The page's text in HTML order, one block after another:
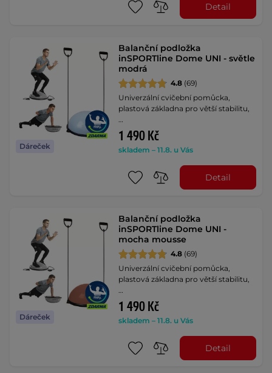
Detail
Dáreček
Balanční podložka
inSPORTline Dome UNI - světle
modrá
4.8 (69)
Univerzální cvičební pomůcka,
plastová základna pro větší stabilitu,
…
1 490 Kč
skladem – 11.8. u Vás
Detail
Dáreček
Balanční podložka
inSPORTline Dome UNI -
mocha mousse
4.8 (69)
Univerzální cvičební pomůcka,
plastová základna pro větší stabilitu,
…
1 490 Kč
skladem – 11.8. u Vás
Detail